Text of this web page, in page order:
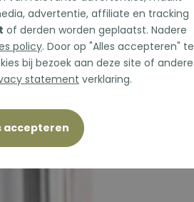
advertentie, affiliate en tracking
of derden worden geplaatst. Nadere
policy. Door op "Alles accepteren" te
bij bezoek aan deze site of andere
statement verklaring.
accepteren